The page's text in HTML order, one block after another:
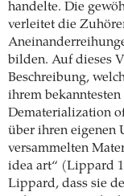
handelte. Die
verleitet die
bilden. Auf dieses
Beschreibung,
ihrem bekanntesten
Dematerialization
über ihren eigenen
versammelten
idea art“ (Lippard
Lippard, dass sie